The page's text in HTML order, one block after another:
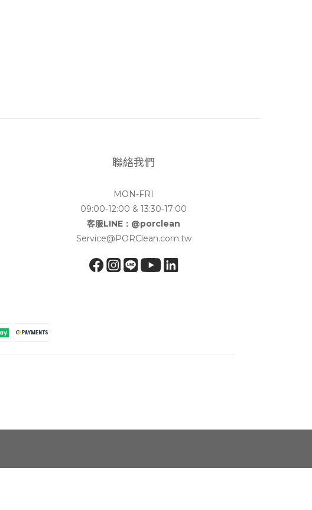
聯絡我們
MON-FRI
09:00-12:00 & 13:30-17:00
客服LINE：@porclean
Service@PORClean.com.tw